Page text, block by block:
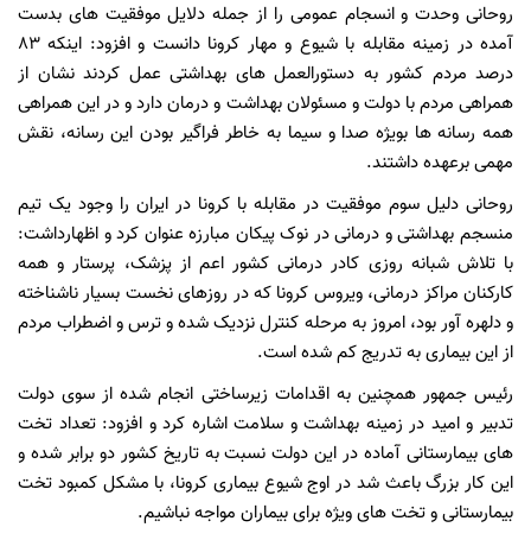
روحانی وحدت و انسجام عمومی را از جمله دلایل موفقیت های بدست
آمده در زمینه مقابله با شیوع و مهار کرونا دانست و افزود: اینکه ۸۳
درصد مردم کشور به دستورالعمل های بهداشتی عمل کردند نشان از
همراهی مردم با دولت و مسئولان بهداشت و درمان دارد و در این همراهی
همه رسانه ها بویژه صدا و سیما به خاطر فراگیر بودن این رسانه، نقش
مهمی برعهده داشتند.
روحانی دلیل سوم موفقیت در مقابله با کرونا در ایران را وجود یک تیم
منسجم بهداشتی و درمانی در نوک پیکان مبارزه عنوان کرد و اظهارداشت:
با تلاش شبانه روزی کادر درمانی کشور اعم از پزشک، پرستار و همه
کارکنان مراکز درمانی، ویروس کرونا که در روزهای نخست بسیار ناشناخته
و دلهره آور بود، امروز به مرحله کنترل نزدیک شده و ترس و اضطراب مردم
از این بیماری به تدریج کم شده است.
رئیس جمهور همچنین به اقدامات زیرساختی انجام شده از سوی دولت
تدبیر و امید در زمینه بهداشت و سلامت اشاره کرد و افزود: تعداد تخت
های بیمارستانی آماده در این دولت نسبت به تاریخ کشور دو برابر شده و
این کار بزرگ باعث شد در اوج شیوع بیماری کرونا، با مشکل کمبود تخت
بیمارستانی و تخت های ویژه برای بیماران مواجه نباشیم.